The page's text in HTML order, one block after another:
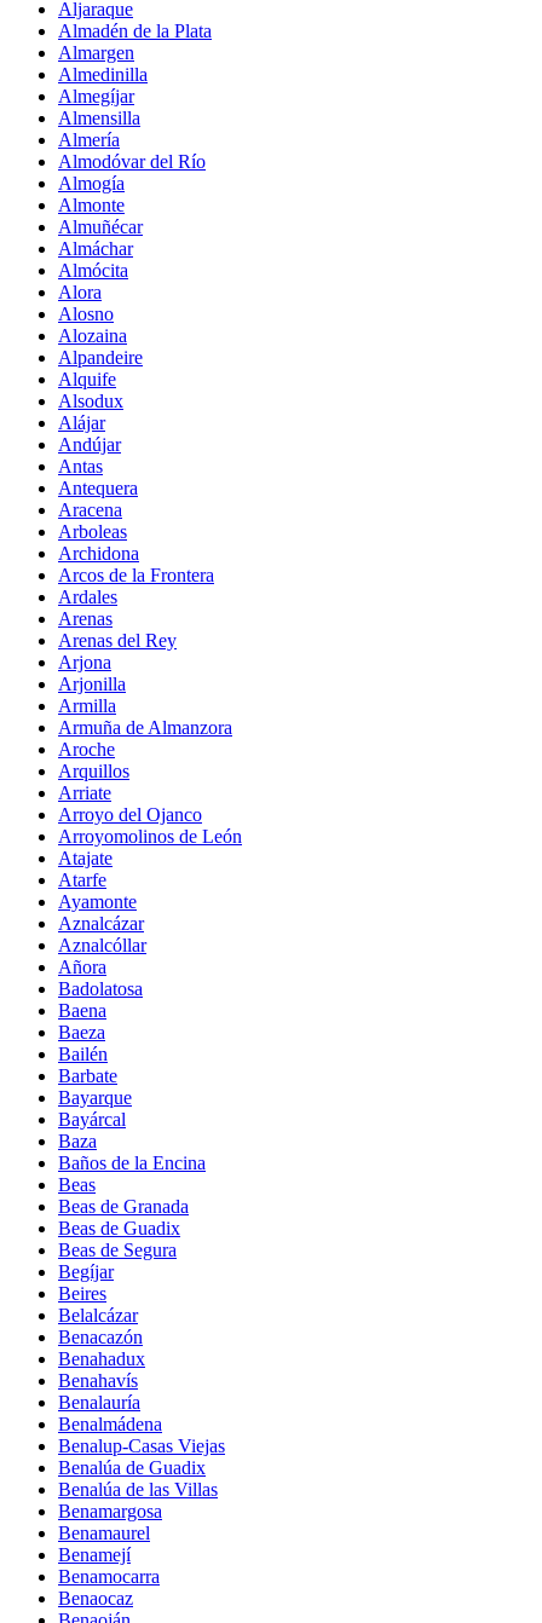
Aljaraque
Almadén de la Plata
Almargen
Almedinilla
Almegíjar
Almensilla
Almería
Almodóvar del Río
Almogía
Almonte
Almuñécar
Almáchar
Almócita
Alora
Alosno
Alozaina
Alpandeire
Alquife
Alsodux
Alájar
Andújar
Antas
Antequera
Aracena
Arboleas
Archidona
Arcos de la Frontera
Ardales
Arenas
Arenas del Rey
Arjona
Arjonilla
Armilla
Armuña de Almanzora
Aroche
Arquillos
Arriate
Arroyo del Ojanco
Arroyomolinos de León
Atajate
Atarfe
Ayamonte
Aznalcázar
Aznalcóllar
Añora
Badolatosa
Baena
Baeza
Bailén
Barbate
Bayarque
Bayárcal
Baza
Baños de la Encina
Beas
Beas de Granada
Beas de Guadix
Beas de Segura
Begíjar
Beires
Belalcázar
Benacazón
Benahadux
Benahavís
Benalauría
Benalmádena
Benalup-Casas Viejas
Benalúa de Guadix
Benalúa de las Villas
Benamargosa
Benamaurel
Benamejí
Benamocarra
Benaocaz